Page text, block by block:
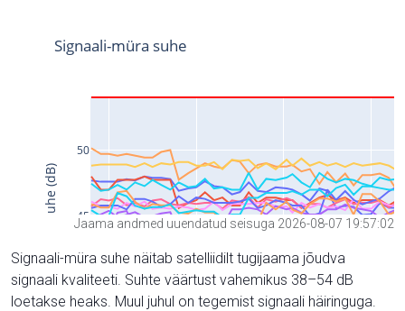
Jaama andmed uuendatud seisuga 2026-08-07 19:57:02
Signaali-müra suhe näitab satelliidilt tugijaama jõudva
signaali kvaliteeti. Suhte väärtust vahemikus 38–54 dB
loetakse heaks. Muul juhul on tegemist signaali häiringuga.